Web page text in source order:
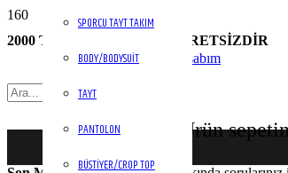
2000 TL ÜZERİ KARGO ÜCRETSİZDİR
Hesabım
Ürün
SPORCU TAYT TAKIM
BODY/BODYSUIT
TAYT
PANTOLON
BÜSTIYER/CROP TOP